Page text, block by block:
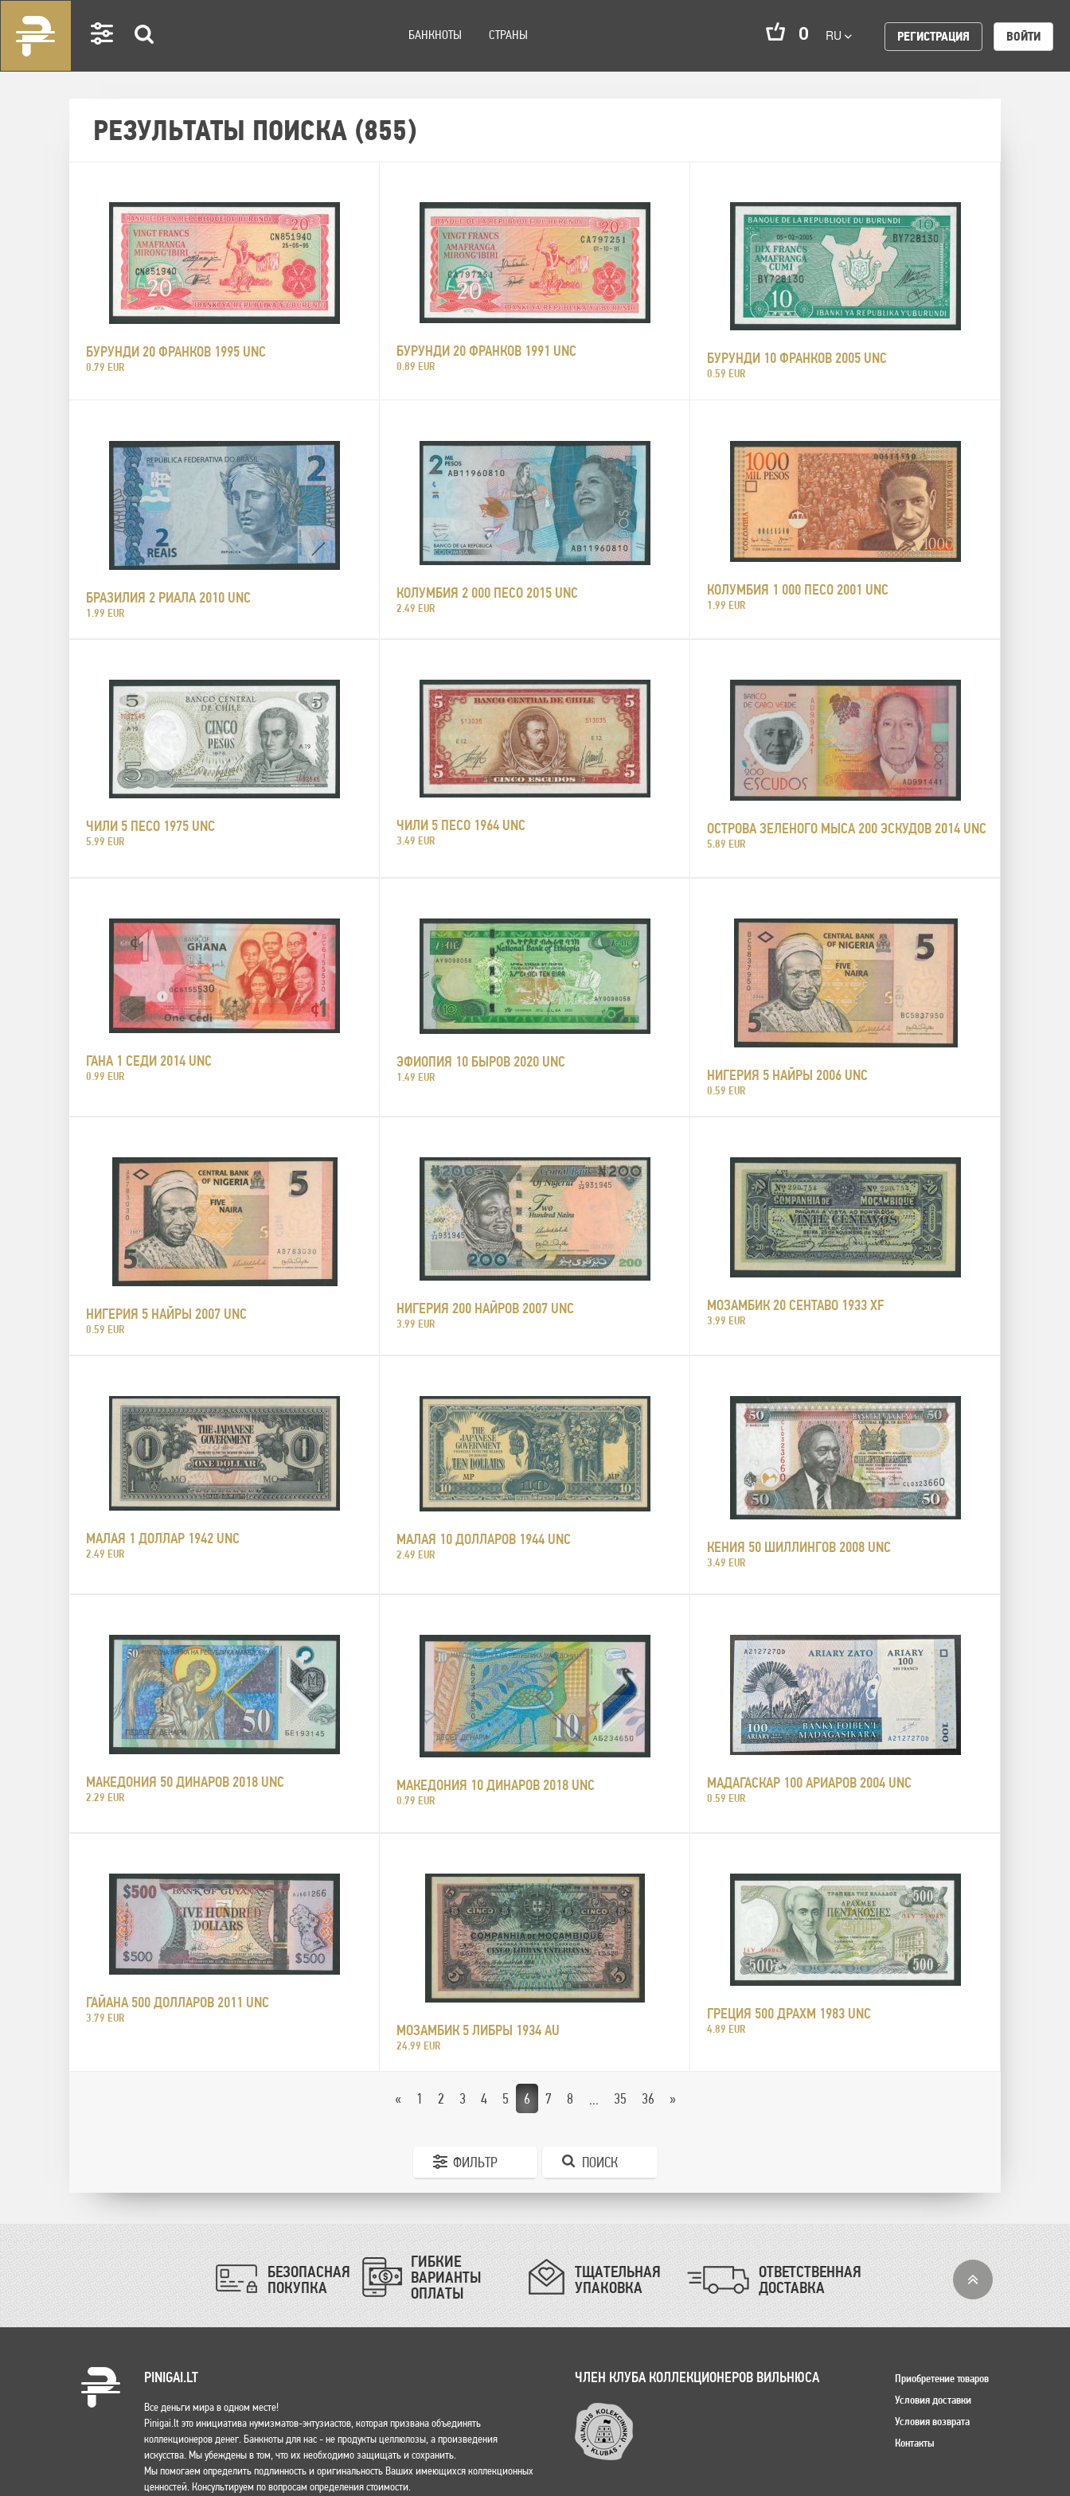
БАНКНОТЫ СТРАНЫ 0 RU РЕГИСТРАЦИЯ ВОЙТИ
РЕЗУЛЬТАТЫ ПОИСКА (855)
БУРУНДИ 20 ФРАНКОВ 1995 UNC
0.79 EUR
БУРУНДИ 20 ФРАНКОВ 1991 UNC
0.89 EUR БУРУНДИ 10 ФРАНКОВ 2005 UNC
0.59 EUR
БРАЗИЛИЯ 2 РИАЛА 2010 UNC
1.99 EUR
КОЛУМБИЯ 2 000 ПЕСО 2015 UNC
2.49 EUR
КОЛУМБИЯ 1 000 ПЕСО 2001 UNC
1.99 EUR
ЧИЛИ 5 ПЕСО 1975 UNC
5.99 EUR
ЧИЛИ 5 ПЕСО 1964 UNC
3.49 EUR
ОСТРОВА ЗЕЛЕНОГО МЫСА 200 ЭСКУДОВ 2014 UNC
5.89 EUR
ГАНА 1 СЕДИ 2014 UNC
0.99 EUR
ЭФИОПИЯ 10 БЫРОВ 2020 UNC
1.49 EUR НИГЕРИЯ 5 НАЙРЫ 2006 UNC
0.59 EUR
НИГЕРИЯ 5 НАЙРЫ 2007 UNC
0.59 EUR
НИГЕРИЯ 200 НАЙРОВ 2007 UNC
3.99 EUR
МОЗАМБИК 20 СЕНТАВО 1933 XF
3.99 EUR
МАЛАЯ 1 ДОЛЛАР 1942 UNC
2.49 EUR
МАЛАЯ 10 ДОЛЛАРОВ 1944 UNC
2.49 EUR КЕНИЯ 50 ШИЛЛИНГОВ 2008 UNC
3.49 EUR
МАКЕДОНИЯ 50 ДИНАРОВ 2018 UNC
2.29 EUR
МАКЕДОНИЯ 10 ДИНАРОВ 2018 UNC
0.79 EUR
МАДАГАСКАР 100 АРИАРОВ 2004 UNC
0.59 EUR
ГАЙАНА 500 ДОЛЛАРОВ 2011 UNC
3.79 EUR
МОЗАМБИК 5 ЛИБРЫ 1934 AU
24.99 EUR
ГРЕЦИЯ 500 ДРАХМ 1983 UNC
4.89 EUR
« 1 2 3 4 5 6 7 8 ... 35 36 »
ФИЛЬТР ПОИСК
БЕЗОПАСНАЯ
ПОКУПКА
ГИБКИЕ
ВАРИАНТЫ
ОПЛАТЫ
ТЩАТЕЛЬНАЯ
УПАКОВКА
ОТВЕТСТВЕННАЯ
ДОСТАВКА
PINIGAI.LT
Все деньги мира в одном месте!
Pinigai.lt это инициатива нумизматов-энтузиастов, которая призвана объединять
коллекционеров денег. Банкноты для нас - не продукты целлюлозы, а произведения
искусства. Мы убеждены в том, что их необходимо защищать и сохранить.
Мы помогаем определить подлинность и оригинальность Ваших имеющихся коллекционных
ценностей. Консультируем по вопросам определения стоимости.
ЧЛЕН КЛУБА КОЛЛЕКЦИОНЕРОВ ВИЛЬНЮСА
Приобретение товаров
Условия доставки
Условия возврата
Контакты